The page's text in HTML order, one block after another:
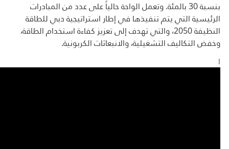
بنسبة 30 بالمئة. وتعمل الواحة حالياً على عدد من المبادرات
الرئيسية التي يتم تنفيذها في إطار استراتيجية دبي للطاقة
النظيفة 2050، والتي تهدف إلى تعزيز كفاءة استخدام الطاقة،
وخفض التكاليف التشغيلية، والانبعاثات الكربونية.
ا